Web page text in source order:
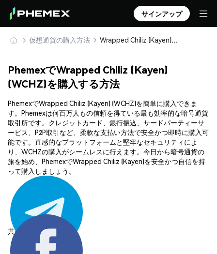
サインアップ
仮想通貨の購入方法 Wrapped Chiliz (Kayen) (WCHZ) を安全に購入・保管
PhemexでWrapped Chiliz (Kayen)
(WCHZ)を購入する方法
PhemexでWrapped Chiliz (Kayen) (WCHZ)を簡単に購入できま
す。Phemexは何百万人もの信頼を得ている最も効率的な暗号通貨
取引所です。クレジットカード、銀行振込、サードパーティーサ
ービス、P2P取引など、柔軟な支払い方法で安全かつ即時に購入可
能です。直感的なプラットフォームと堅牢なセキュリティによ
り、WCHZの購入がシームレスに行えます。今日から暗号通貨の
旅を始め、PhemexでWrapped Chiliz (Kayen)を安全かつ自信を持
って購入しましょう。
共有する: